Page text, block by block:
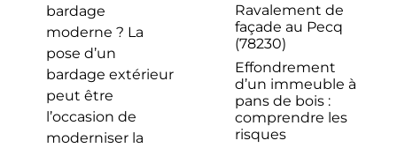
bardage
moderne ? La
pose d’un
bardage extérieur
peut être
l’occasion de
moderniser la
Ravalement de
façade au Pecq
(78230)
Effondrement
d’un immeuble à
pans de bois :
comprendre les
risques